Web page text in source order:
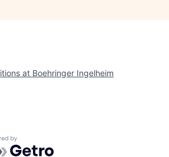
at Boehringer Ingelheim
by Getro.com